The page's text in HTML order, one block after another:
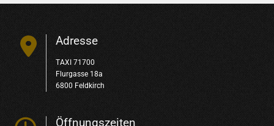
 Adresse
TAXI 71700
Flurgasse 18a
6800 Feldkirch
Öffnungszeiten